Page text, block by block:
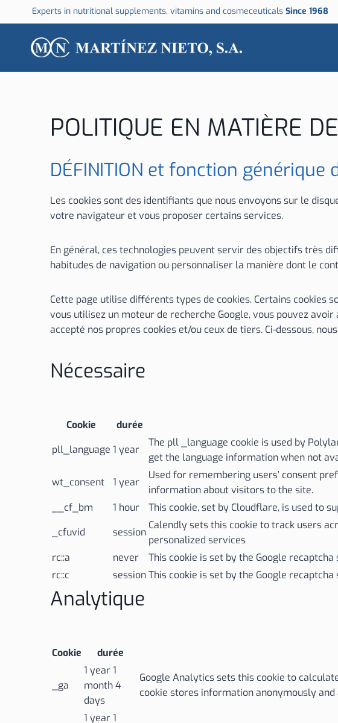
au
contenu
Experts in nutritional supplements, vitamins and cosmeceuticals Since 1968
POLITIQUE EN MATIÈRE
DÉFINITION et fonction générique
Les cookies sont des identifiants que nous envoyons sur le
votre navigateur et vous proposer certains services.
En général, ces technologies peuvent servir des objectifs très
habitudes de navigation ou personnaliser la manière dont le
Cette page utilise différents types de cookies. Certains cookies
vous utilisez un moteur de recherche Google, vous pouvez
accepté nos propres cookies et/ou ceux de tiers. Ci-dessous,
Nécessaire
Cookie durée
pll_language 1 year
The pll _language cookie is used by
get the language information when not
wt_consent
1 year
Used for remembering users’ consent
information about visitors to the site.
__cf_bm
1 hour
This cookie, set by Cloudflare, is used to
_cfuvid
session
Calendly sets this cookie to track users
personalized services
rc::a
never
This cookie is set by the Google
rc::c
sessionThis cookie is set by the Google
Analytique
Cookie durée
_ga
1 year 1
month 4
days
Google Analytics sets this cookie to
cookie stores information anonymously
1 year 1